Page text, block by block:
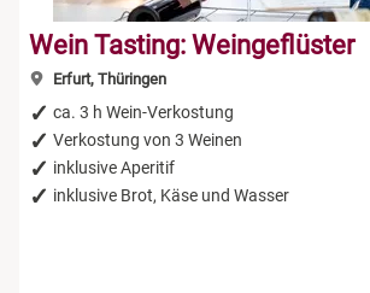
Wein Tasting: Weingeflüster
Erfurt, Thüringen
ca. 3 h Wein-Verkostung
Verkostung von 3 Weinen
inklusive Aperitif
inklusive Brot, Käse und Wasser